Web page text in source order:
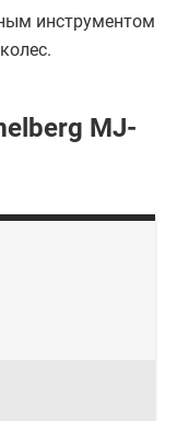
инструментом
MJ-